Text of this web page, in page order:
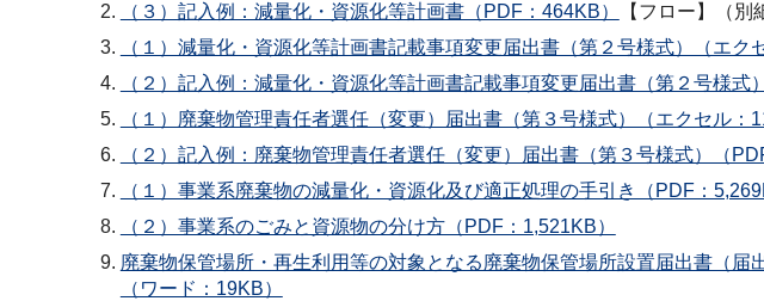
（３）記入例：減量化・資源化等計画書（PDF：464KB）
【フロー】（
（１）減量化・資源化等計画書記載事項変更届出書（第２号様式）（エク
（２）記入例：減量化・資源化等計画書記載事項変更届出書（第２号様式
（１）廃棄物管理責任者選任（変更）届出書（第３号様式）（エクセル：
（２）記入例：廃棄物管理責任者選任（変更）届出書（第３号様式）（
（１）事業系廃棄物の減量化・資源化及び適正処理の手引き（PDF：
（２）事業系のごみと資源物の分け方（PDF：1,521KB）
廃棄物保管場所・再生利用等の対象となる廃棄物保管場所設置届出書（
（ワード：19KB）